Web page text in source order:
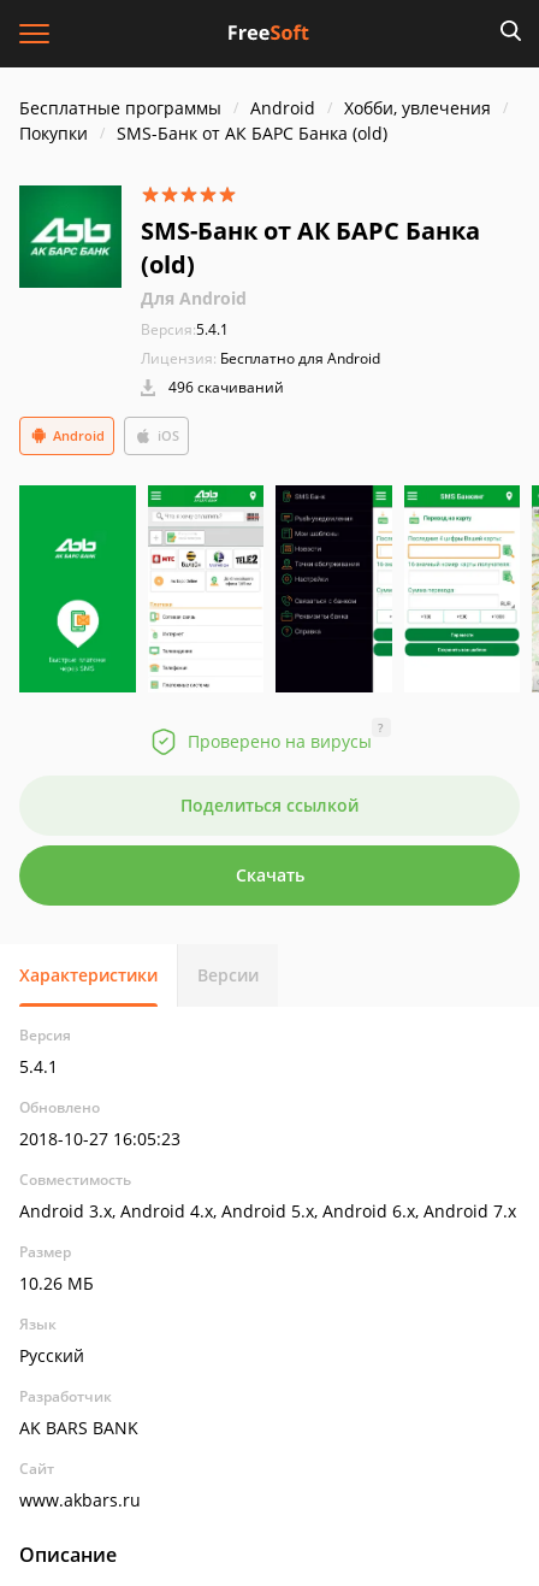
Бесплатные программы Android
Хобби, увлечения
Покупки
SMS-Банк от АК БАРС Банка (old)
SMS-Банк от АК БАРС Банка
(old)
Для Android
Версия:5.4.1
Лицензия: Бесплатно для Android
496 скачиваний
iOS
Android
Проверено на вирусы
?
Поделиться ссылкой
Скачать
Характеристики Версии
Версия
5.4.1
Обновлено
2018-10-27 16:05:23
Совместимость
Android 3.x, Android 4.x, Android 5.x, Android 6.x, Android 7.x
Размер
10.26 МБ
Язык
Русский
Разработчик
AK BARS BANK
Сайт
www.akbars.ru
Описание